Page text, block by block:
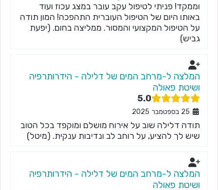
וממקד! פניתי לטיפול עקב עובר במצג עכוז ועוד
באותו היום של הטיפול העוברית התהפכה! המון תודה
על הטיפול המקצועי והמסור. ממליצה בחום. (יפעת
גביש)
המלצה ל-מרחב המים של דלילה - הידרותרפיה
ושיטת פאולה
5.0
25 בספטמבר 2025
תודה דלילה שוב על אירוח מושלם ומוקפד בכל הטוב
שיש לך להציע, על רוחב לב ונדיבות ענקית. (מיטל)
המלצה ל-מרחב המים של דלילה - הידרותרפיה
ושיטת פאולה